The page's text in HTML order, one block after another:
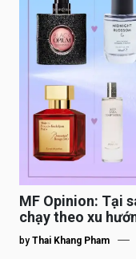
MF Opinion: Tại
chạy theo xu
by Thai Khang Pham